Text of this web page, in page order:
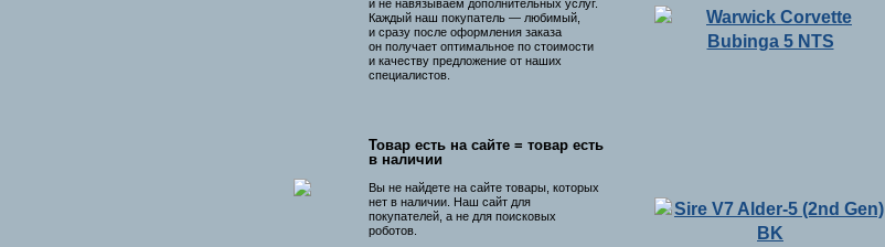
и не навязываем дополнительных услуг.
Каждый наш покупатель — любимый,
и сразу после оформления заказа
он получает оптимальное по стоимости
и качеству предложение от наших
специалистов.
Товар есть на сайте = товар есть
в наличии
Вы не найдете на сайте товары, которых
нет в наличии. Наш сайт для
покупателей, а не для поисковых
роботов.